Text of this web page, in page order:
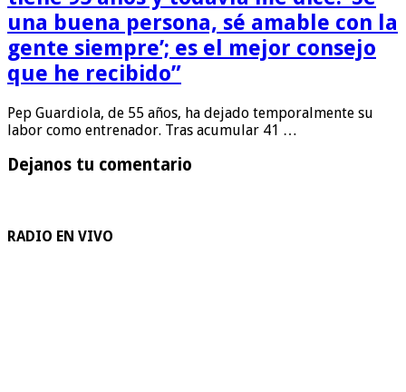
una buena persona, sé amable con la
gente siempre’; es el mejor consejo
que he recibido”
Pep Guardiola, de 55 años, ha dejado temporalmente su
labor como entrenador. Tras acumular 41 …
Dejanos tu comentario
RADIO EN VIVO